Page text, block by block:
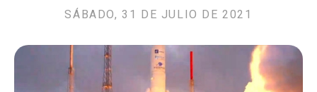
SÁBADO, 31 DE JULIO DE 2021